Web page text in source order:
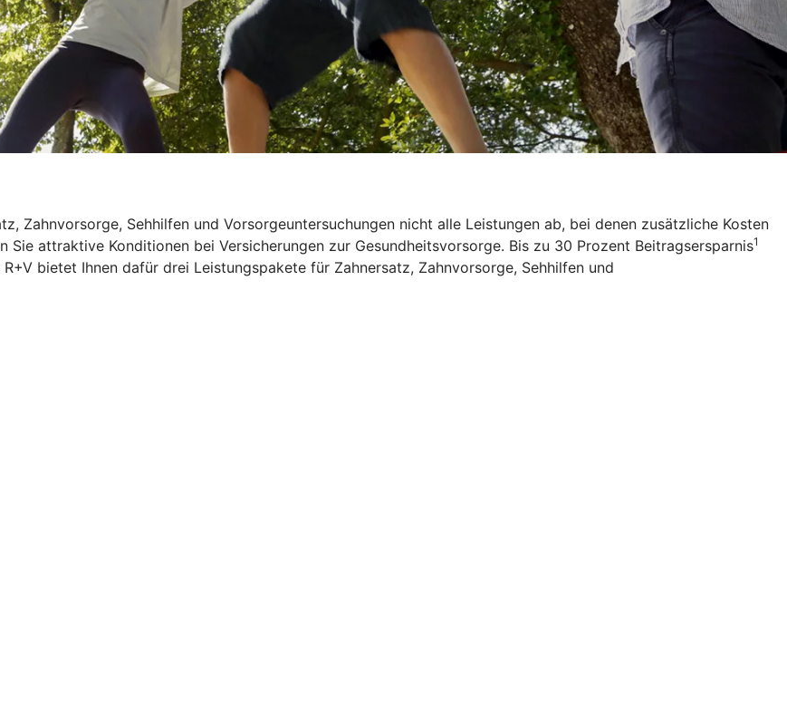
Zahnvorsorge, Sehhilfen und Vorsorgeuntersuchungen nicht alle Leistungen ab, bei denen zusätzliche Kosten
Sie attraktive Konditionen bei Versicherungen zur Gesundheitsvorsorge. Bis zu 30 Prozent Beitragsersparnis1
bietet Ihnen dafür drei Leistungspakete für Zahnersatz, Zahnvorsorge, Sehhilfen und